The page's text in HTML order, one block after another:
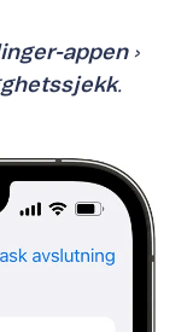
appen›
.